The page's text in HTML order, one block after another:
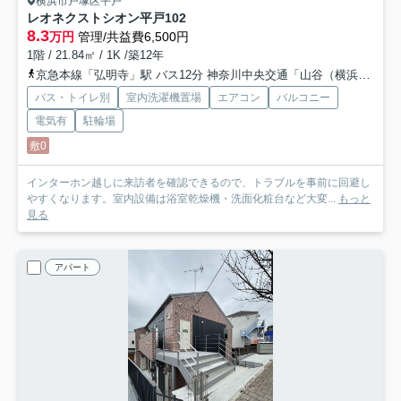
レオネクストシオン平戸102
8.3万円 管理/共益費6,500円
1階 / 21.84㎡ / 1K /築12年
京急本線「弘明寺」駅 バス12分 神奈川中央交通「山谷（横浜市戸塚区）」 停歩14分
バス・トイレ別 室内洗濯機置場 エアコン
バルコニー
電気有
駐輪場
敷0
インターホン越しに来訪者を確認できるので、トラブルを事前に回避し
やすくなります。室内設備は浴室乾燥機・洗面化粧台など大変...
もっと
見る
アパート